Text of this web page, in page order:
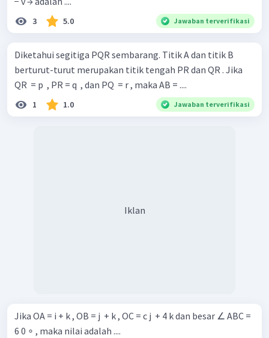
3 5.0 Jawaban terverifikasi
Diketahui segitiga PQR sembarang. Titik A dan titik B
berturut-turut merupakan titik tengah PR dan QR . Jika
QR ​ = p ​ , PR = q ​ , dan PQ ​ = r , maka AB = ....
1 1.0 Jawaban terverifikasi
Iklan
Jika OA = i + k , OB = j ​ + k , OC = c j ​ + 4 k dan besar ∠ ABC =
6 0 ∘ , maka nilai adalah ....